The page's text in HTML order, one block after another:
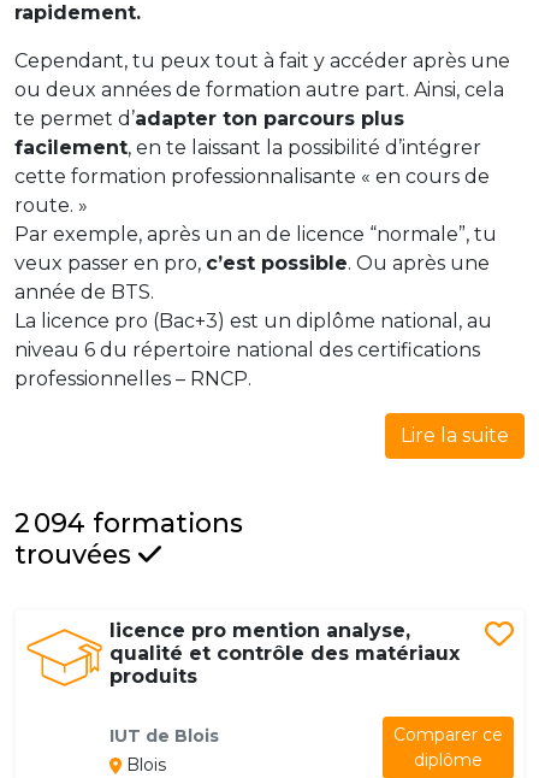
rapidement.
Cependant, tu peux tout à fait y accéder après une
ou deux années de formation autre part. Ainsi, cela
te permet d’adapter ton parcours plus
facilement, en te laissant la possibilité d’intégrer
cette formation professionnalisante « en cours de
route. »
Par exemple, après un an de licence “normale”, tu
veux passer en pro, c’est possible. Ou après une
année de BTS.
La licence pro (Bac+3) est un diplôme national, au
niveau 6 du répertoire national des certifications
professionnelles – RNCP.
Lire la suite
2 094 formations
trouvées
licence pro mention analyse,
qualité et contrôle des matériaux
produits
IUT de Blois
Blois
Comparer ce
diplôme